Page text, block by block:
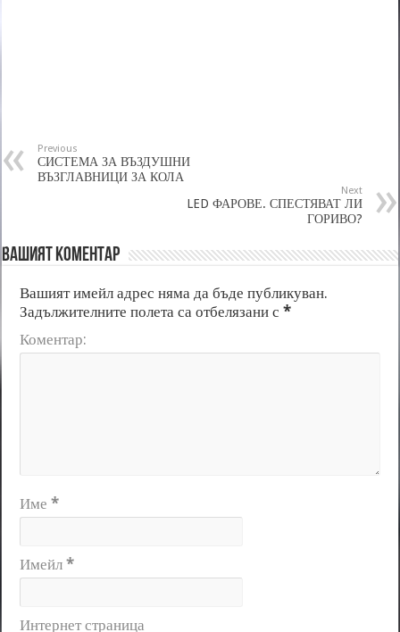
Previous
СИСТЕМА ЗА ВЪЗДУШНИ
ВЪЗГЛАВНИЦИ ЗА КОЛА
Next
LED ФАРОВЕ. СПЕСТЯВАТ ЛИ
ГОРИВО?
Вашият коментар
Вашият имейл адрес няма да бъде публикуван.
Задължителните полета са отбелязани с*
Коментар:
Име*
Имейл*
Интернет страница